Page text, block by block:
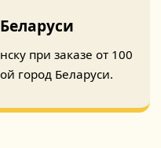
при заказе от 100
город Беларуси.